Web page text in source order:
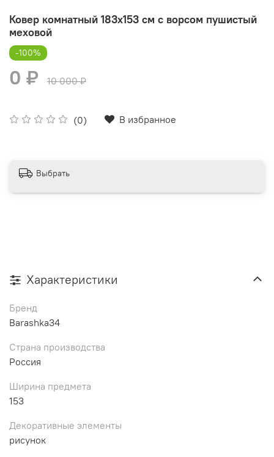
Ковер комнатный 183х153 см с ворсом пушистый
меховой
(0) В избранное
-100%
0 ₽ 10 000 ₽
Выбрать
Характеристики
Бренд
Barashka34
Страна производства
Россия
Ширина предмета
153
Декоративные элементы
рисунок